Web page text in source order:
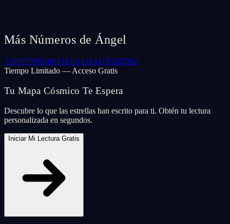
Más Números de Ángel
336977000106111123143144155187202
Tiempo Limitado — Acceso Gratis
Tu Mapa Cósmico Te Espera
Descubre lo que las estrellas han escrito para ti. Obtén tu lectura
personalizada en segundos.
Iniciar Mi Lectura Gratis